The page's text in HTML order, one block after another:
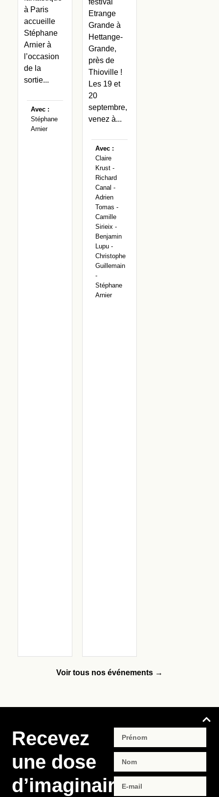
à Paris
accueille
Stéphane
Arnier à
l’occasion
de la
sortie...
Avec :
Stéphane
Arnier
festival
Etrange
Grande à
Hettange-
Grande,
près de
Thioville !
Les 19 et
20
septembre,
venez à...
Avec :
Claire
Krust -
Richard
Canal -
Adrien
Tomas -
Camille
Sirieix -
Benjamin
Lupu -
Christophe
Guillemain
-
Stéphane
Arnier
Voir tous nos événements →
Recevez
une dose
d’imaginaire